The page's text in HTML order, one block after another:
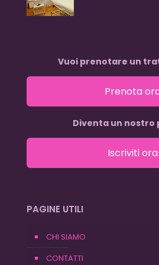
Vuoi prenotare un
Prenota
Diventa un nostro
Iscriviti ora
PAGINE UTILI
CHI SIAMO
CONTATTI